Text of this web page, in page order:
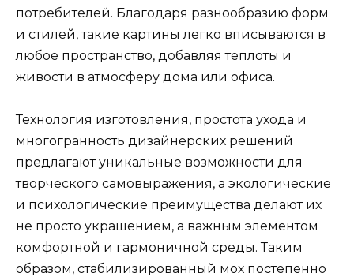
потребителей. Благодаря разнообразию форм
и стилей, такие картины легко вписываются в
любое пространство, добавляя теплоты и
живости в атмосферу дома или офиса.
Технология изготовления, простота ухода и
многогранность дизайнерских решений
предлагают уникальные возможности для
творческого самовыражения, а экологические
и психологические преимущества делают их
не просто украшением, а важным элементом
комфортной и гармоничной среды. Таким
образом, стабилизированный мох постепенно